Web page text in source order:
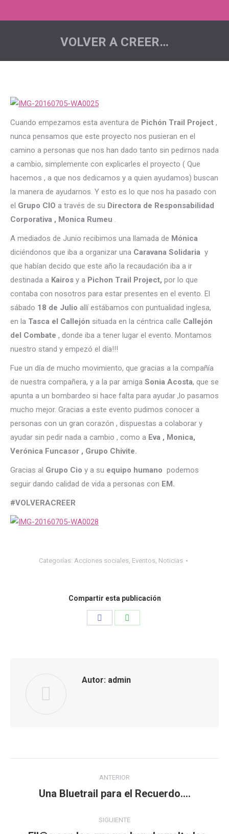
VOLVER A CREER…
Cuando empezamos esta aventura de Pichón Trail Project ,
nunca pensamos que este proyecto nos pusieran en el
camino a personas que nos han dado tanto sin pedirnos nada
a cambio, simplemente con explicarles el proyecto ( Que
hacemos , a que nos dedicamos y a quien ayudamos) buscan
la manera de ayudarnos. Y esto es lo que nos ha pasado con
el Grupo CIO a través de su Directora de Responsabilidad
Corporativa , Monica Rumeu .
A mediados de Junio recibimos una llamada de Mónica
diciéndonos que iba a organizar una Caravana Solidaria y
que habían decido que este año la recaudación iba a ir
destinada a Kairos y a Pichon Trail Project, por lo que
contaba con nosotros para estar presentes en el evento. El
sábado 18 de Julio allí estábamos con puntualidad inglesa,
en la Tasca el Callejón situada en la céntrica calle Callejón
del Combate , donde iba a tener lugar el evento. Montamos
nuestro stand y empezó el día!!!
Fue un día de mucho movimiento, que gracias a la compañía
de nuestra compañera, y a la par amiga Sonia Acosta, que se
apunta a un bombardeo si hace falta para ayudar ,lo pasamos
mucho mejor. Gracias a este evento pudimos conocer a
personas con un gran corazón , dispuestas a colaborar y
ayudar sin pedir nada a cambio , como a Eva , Monica,
Verónica Funcasor , Grupo Chivite.
Gracias al Grupo Cio y a su equipo humano podemos
seguir dando calidad de vida a personas con EM.
#VOLVERACREER
Categorías: Acciones sociales, Eventos, Noticias
Compartir esta publicación
Autor: admin
entre
publicaciones
ANTERIOR
Publicación
Una Bluetrail para el Recuerdo….
SIGUIENTE